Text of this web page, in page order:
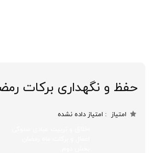
حفظ و نگهداری برکات
امتیاز امتیاز داده نشده